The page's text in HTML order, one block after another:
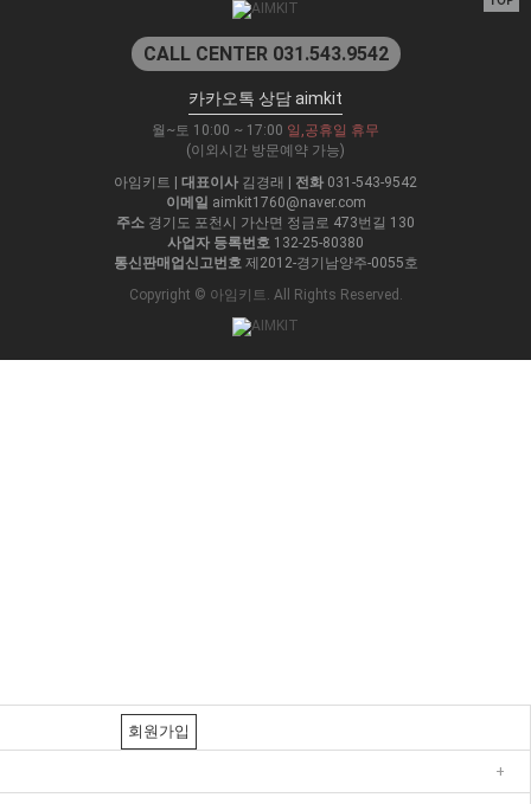
CALL CENTER 031.543.9542
카카오톡 상담 aimkit
월~토 10:00 ~ 17:00 일,공휴일 휴무
(이외시간 방문예약 가능)
아임키트
대표이사 김경래 전화 031-543-9542
이메일 aimkit1760@naver.com
주소 경기도 포천시 가산면 정금로 473번길 130
사업자 등록번호 132-25-80380
통신판매업신고번호제2012-경기남양주-0055호
Copyright © 아임키트. All Rights Reserved.
회원가입
+